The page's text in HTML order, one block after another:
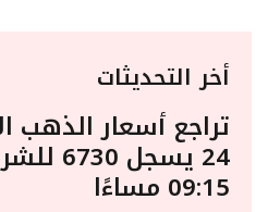
أخر التحديثات
تراجع أسعار الذهب
24
09:15 مساءًا